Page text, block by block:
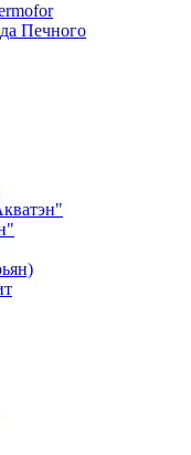
Печного